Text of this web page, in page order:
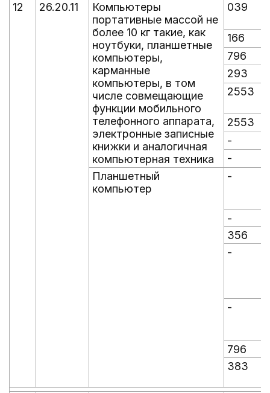
12 26.20.11
Компьютеры
портативные массой не
более 10 кг такие, как
ноутбуки, планшетные
компьютеры,
карманные
компьютеры, в том
числе совмещающие
функции мобильного
телефонного аппарата,
электронные записные
книжки и аналогичная
компьютерная техника
039
166
796
293
2553
2553
-
-
Планшетный
компьютер
-
-
356
-
-
796
383